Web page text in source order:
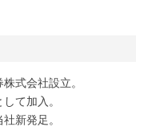
式会社設立。
て加入。
新発足。